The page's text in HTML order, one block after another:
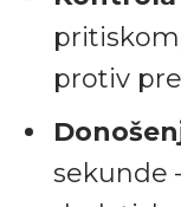
protiv
sekunde